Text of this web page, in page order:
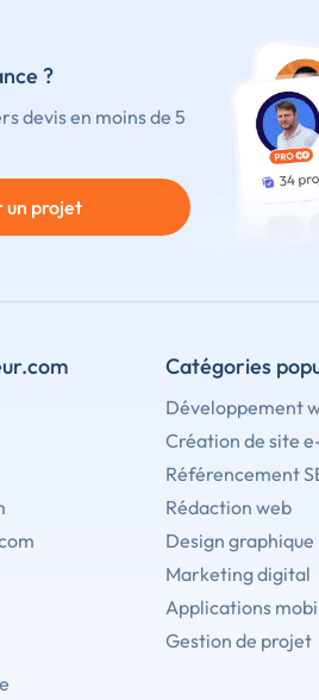
?
devis en moins de 5
un projet
Catégories
Développement
Création de site
Référencement
Rédaction web
Design graphique
Marketing digital
Applications
Gestion de projet